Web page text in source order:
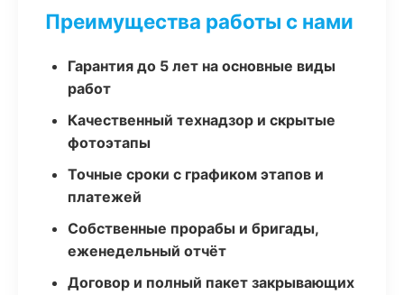
Преимущества работы с нами
Гарантия до 5 лет на основные виды
работ
Качественный технадзор и скрытые
фотоэтапы
Точные сроки с графиком этапов и
платежей
Собственные прорабы и бригады,
еженедельный отчёт
Договор и полный пакет закрывающих